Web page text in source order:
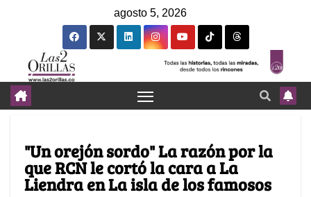
agosto 5, 2026
"Un orejón sordo" La razón por la
que RCN le cortó la cara a La
Liendra en La isla de los famosos